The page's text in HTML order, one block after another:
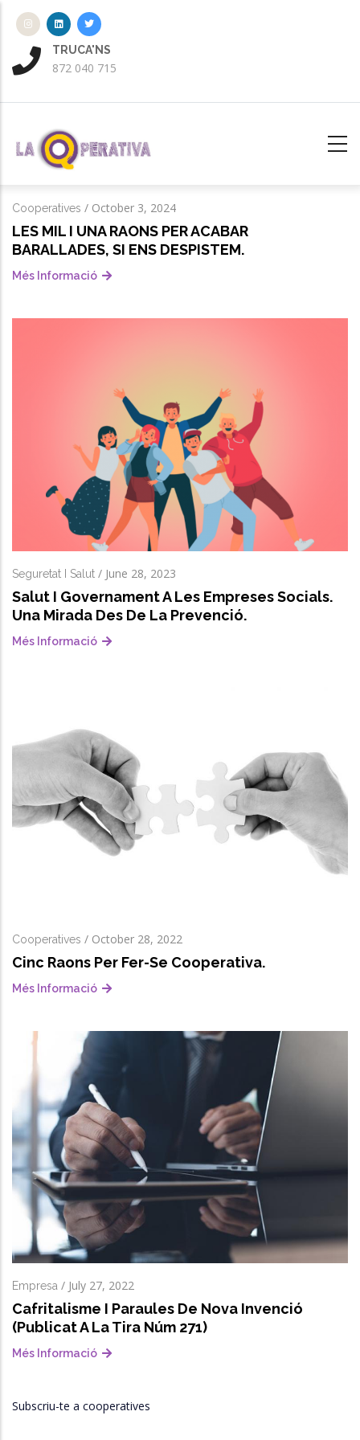
contingut
TRUCA'NS
872 040 715
Cooperatives / October 3, 2024
LES MIL I UNA RAONS PER ACABAR
BARALLADES, SI ENS DESPISTEM.
Més Informació
Seguretat I Salut / June 28, 2023
Salut I Governament A Les Empreses Socials.
Una Mirada Des De La Prevenció.
Més Informació
Cooperatives / October 28, 2022
Cinc Raons Per Fer-Se Cooperativa.
Més Informació
Empresa / July 27, 2022
Cafritalisme I Paraules De Nova Invenció
(publicat A La Tira Núm 271)
Més Informació
Subscriu-te a cooperatives